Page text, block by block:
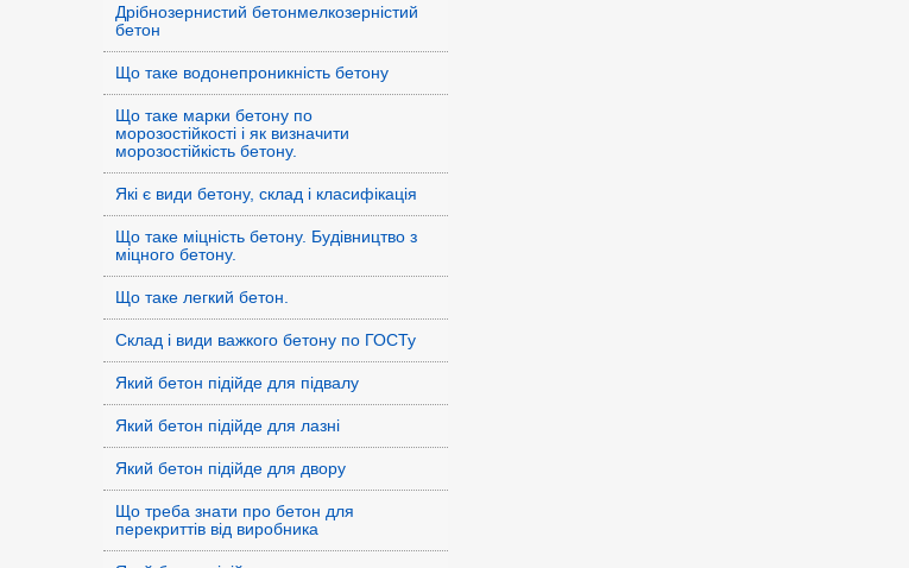
Дрібнозернистий бетонмелкозерністий
бетон
Що таке водонепроникність бетону
Що таке марки бетону по
морозостійкості і як визначити
морозостійкість бетону.
Які є види бетону, склад і класифікація
Що таке міцність бетону. Будівництво з
міцного бетону.
Що таке легкий бетон.
Склад і види важкого бетону по ГОСТу
Який бетон підійде для підвалу
Який бетон підійде для лазні
Який бетон підійде для двору
Що треба знати про бетон для
перекриттів від виробника